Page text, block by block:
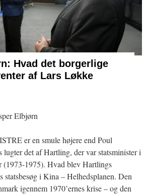
Hvad det borgerlige
af Lars Løkke
Elbjørn
er en smule højere end Poul
lugter det af Hartling, der var statsminister i
(1973-1975). Hvad blev Hartlings
statsbesøg i Kina – Helhedsplanen. Den
igennem 1970’ernes krise – og den